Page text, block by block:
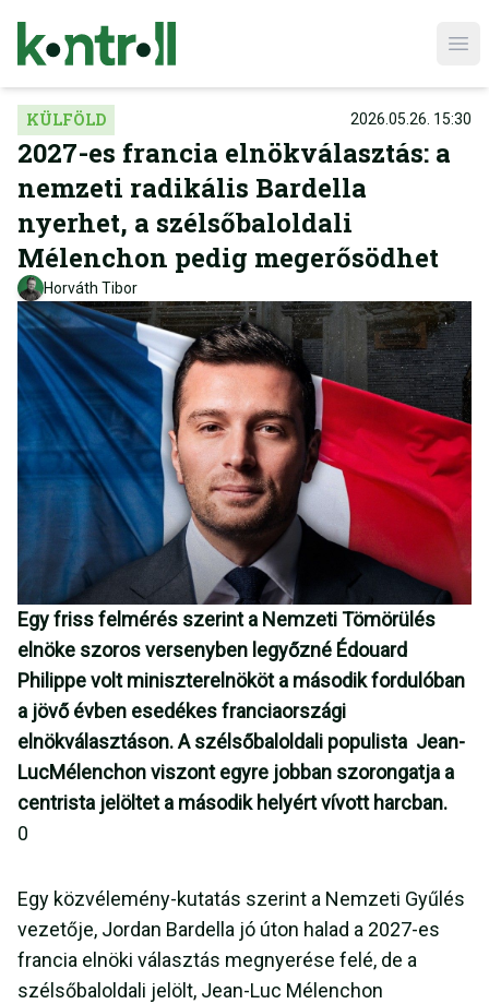
KÜLFÖLD 2026.05.26. 15:30
2027-es francia elnökválasztás: a
nemzeti radikális Bardella
nyerhet, a szélsőbaloldali
Mélenchon pedig megerősödhet
Horváth Tibor
Egy friss felmérés szerint a Nemzeti Tömörülés
elnöke szoros versenyben legyőzné Édouard
Philippe volt miniszterelnököt a második fordulóban
a jövő évben esedékes franciaországi
elnökválasztáson. A szélsőbaloldali populista Jean-
LucMélenchon viszont egyre jobban szorongatja a
centrista jelöltet a második helyért vívott harcban.
0
Egy közvélemény-kutatás szerint a Nemzeti Gyűlés
vezetője, Jordan Bardella jó úton halad a 2027-es
francia elnöki választás megnyerése felé, de a
szélsőbaloldali jelölt, Jean-Luc Mélenchon